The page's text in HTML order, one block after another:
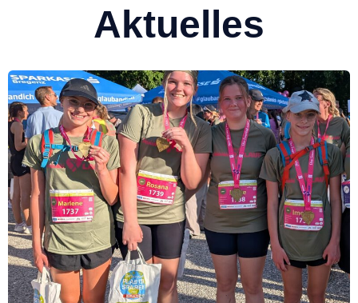
Aktuelles